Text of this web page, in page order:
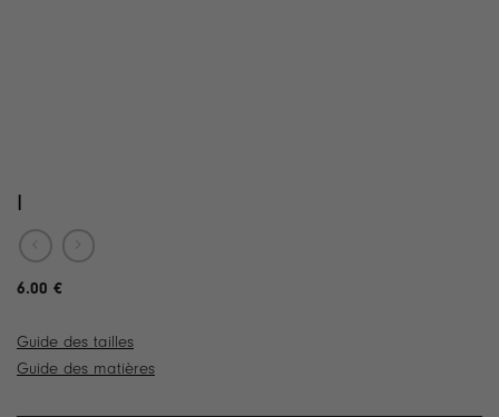
I
6.00 €
Guide des tailles
Guide des matières